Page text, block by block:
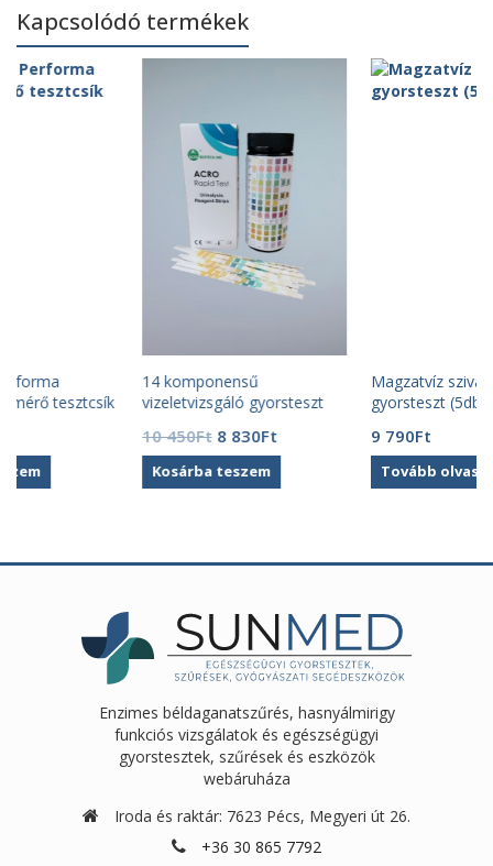
Kapcsolódó termékek
14 komponensű
vizeletvizsgáló gyorsteszt
Original
price
8 830FtCurrent
price
is:
Kosárba teszem
Magzatvíz szivárgás
gyorsteszt (5db)
9 790
Tovább olvasom
Enzimes béldaganatszűrés, hasnyálmirigy
funkciós vizsgálatok és egészségügyi
gyorstesztek, szűrések és eszközök
webáruháza
Iroda és raktár: 7623 Pécs, Megyeri út 26.
+36 30 865 7792